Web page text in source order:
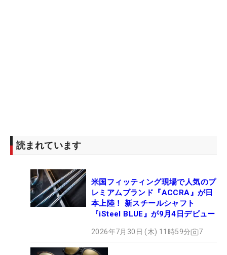
読まれています
米国フィッティング現場で人気のプ
レミアムブランド『ACCRA』が日
本上陸！ 新スチールシャフト
『iSteel BLUE』が9月4日デビュー
2026年7月30日 (木) 11時59分 7